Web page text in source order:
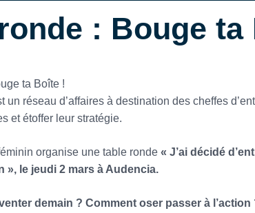
: Bouge ta
un réseau d’affaires à destination des cheffes
et étoffer leur stratégie.
organise une table ronde « J’ai décidé
», le jeudi 2 mars à Audencia.
demain ? Comment oser passer à